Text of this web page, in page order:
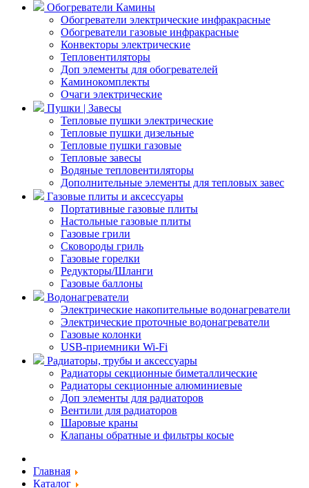
Обогреватели Камины
Обогреватели электрические инфракрасные
Обогреватели газовые инфракрасные
Конвекторы электрические
Тепловентиляторы
Доп элементы для обогревателей
Каминокомплекты
Очаги электрические
Пушки | Завесы
Тепловые пушки электрические
Тепловые пушки дизельные
Тепловые пушки газовые
Тепловые завесы
Водяные тепловентиляторы
Дополнительные элементы для тепловых завес
Газовые плиты и аксессуары
Портативные газовые плиты
Настольные газовые плиты
Газовые грили
Сковороды гриль
Газовые горелки
Редукторы/Шланги
Газовые баллоны
Водонагреватели
Электрические накопительные водонагреватели
Электрические проточные водонагреватели
Газовые колонки
USB-приемники Wi-Fi
Радиаторы, трубы и аксессуары
Радиаторы секционные биметаллические
Радиаторы секционные алюминиевые
Доп элементы для радиаторов
Вентили для радиаторов
Шаровые краны
Клапаны обратные и фильтры косые
Главная
Каталог